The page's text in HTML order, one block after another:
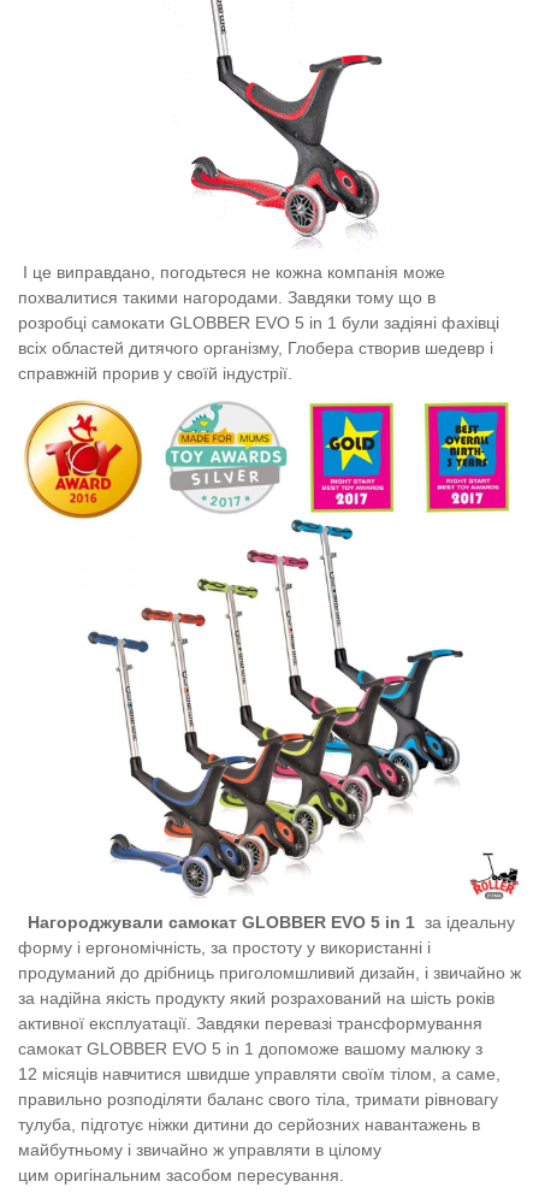
І це виправдано, погодьтеся не кожна компанія може
похвалитися такими нагородами. Завдяки тому що в
розробці самокати GLOBBER EVO 5 in 1 були задіяні фахівці
всіх областей дитячого організму, Глобера створив шедевр і
справжній прорив у своїй індустрії.
Нагороджували самокат GLOBBER EVO 5 in 1 за ідеальну
форму і ергономічність, за простоту у використанні і
продуманий до дрібниць приголомшливий дизайн, і звичайно ж
за надійна якість продукту який розрахований на шість років
активної експлуатації. Завдяки перевазі трансформування
самокат GLOBBER EVO 5 in 1 допоможе вашому малюку з
12 місяців навчитися швидше управляти своїм тілом, а саме,
правильно розподіляти баланс свого тіла, тримати рівновагу
тулуба, підготує ніжки дитини до серйозних навантажень в
майбутньому і звичайно ж управляти в цілому
цим оригінальним засобом пересування.